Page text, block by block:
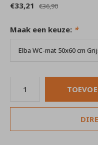
€33,21 €36,90
Maak een keuze: *